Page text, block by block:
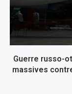
Guerre russo-
massives